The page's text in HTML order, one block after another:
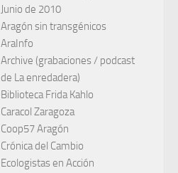
Junio de 2010
Aragón sin transgénicos
AraInfo
Archive (grabaciones / podcast
de La enredadera)
Biblioteca Frida Kahlo
Caracol Zaragoza
Coop57 Aragón
Crónica del Cambio
Ecologistas en Acción